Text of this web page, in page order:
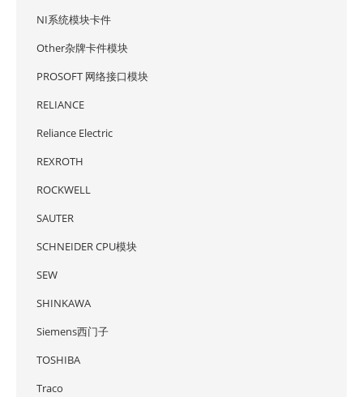
NI系统模块卡件
Other杂牌卡件模块
PROSOFT 网络接口模块
RELIANCE
Reliance Electric
REXROTH
ROCKWELL
SAUTER
SCHNEIDER CPU模块
SEW
SHINKAWA
Siemens西门子
TOSHIBA
Traco